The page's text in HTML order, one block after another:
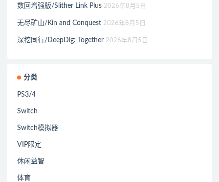
数回增强版/Slither Link Plus 2026年8月5日
无尽矿山/Kin and Conquest 2026年8月5日
深挖同行/DeepDig: Together 2026年8月5日
分类
PS3/4
Switch
Switch模拟器
VIP限定
休闲益智
体育